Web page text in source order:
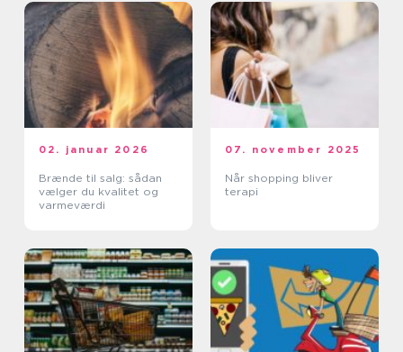
02. januar 2026
Brænde til salg: sådan
vælger du kvalitet og
varmeværdi
07. november 2025
Når shopping bliver
terapi